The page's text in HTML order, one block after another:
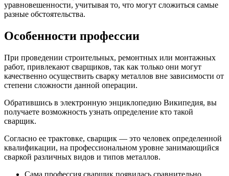
уравновешенности, учитывая то, что могут сложиться самые
разные обстоятельства.
Особенности профессии
При проведении строительных, ремонтных или монтажных
работ, привлекают сварщиков, так как только они могут
качественно осуществить сварку металлов вне зависимости от
степени сложности данной операции.
Обратившись в электронную энциклопедию Википедия, вы
получаете возможность узнать определение кто такой
сварщик.
Согласно ее трактовке, сварщик — это человек определенной
квалификации, на профессиональном уровне занимающийся
сваркой различных видов и типов металлов.